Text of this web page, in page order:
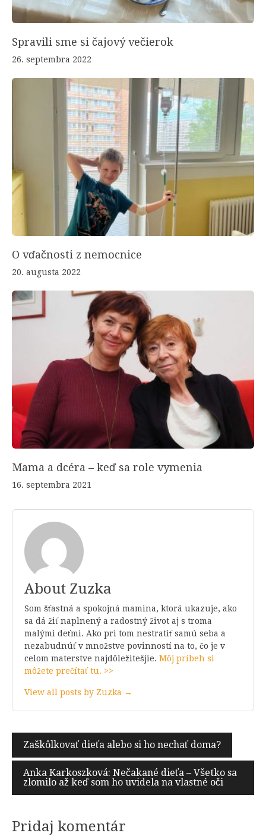
Spravili sme si čajový večierok
26. septembra 2022
O vďačnosti z nemocnice
20. augusta 2022
Mama a dcéra – keď sa role vymenia
16. septembra 2021
About Zuzka
Som šťastná a spokojná mamina, ktorá ukazuje, ako
sa dá žiť naplnený a radostný život aj s troma
malými deťmi. Ako pri tom nestratiť samú seba a
nezabudnúť v množstve povinností na to, čo je v
celom materstve najdôležitešjie. Môj príbeh si
môžete prečítať tu. >>
View all posts by Zuzka →
Navigácia
v
článku
Zaškôlkovať dieťa alebo si ho nechať doma?
Anka Karkoszková: Nečakané dieťa – Všetko sa
zlomilo až keď som ho uvidela na vlastné oči
Pridaj komentár